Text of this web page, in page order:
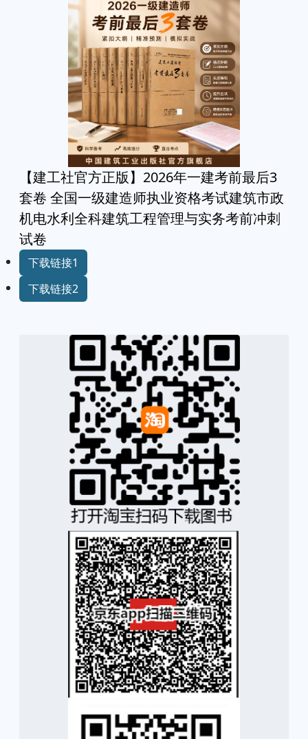
【建工社官方正版】2026年一建考前最后3
套卷 全国一级建造师执业资格考试建筑市政
机电水利全科建筑工程管理与实务考前冲刺
试卷
下载链接1
下载链接2